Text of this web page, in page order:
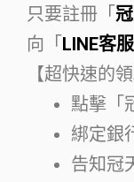
只要註冊「
向「 LINE客服
【超快速的
點擊「
綁定銀
告知冠